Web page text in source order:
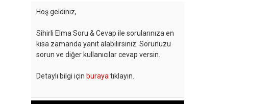
Hoş geldiniz,
Sihirli Elma Soru & Cevap ile sorularınıza en
kısa zamanda yanıt alabilirsiniz. Sorunuzu
sorun ve diğer kullanıcılar cevap versin.
Detaylı bilgi için buraya tıklayın.